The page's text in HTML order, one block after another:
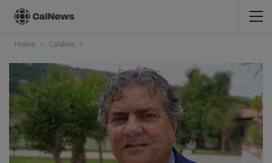
Home Calabria